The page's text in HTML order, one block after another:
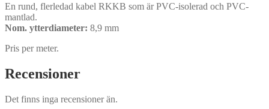
En rund, flerledad kabel RKKB som är PVC-isolerad och PVC-
mantlad.
Nom. ytterdiameter: 8,9 mm
Pris per meter.
Recensioner
Det finns inga recensioner än.